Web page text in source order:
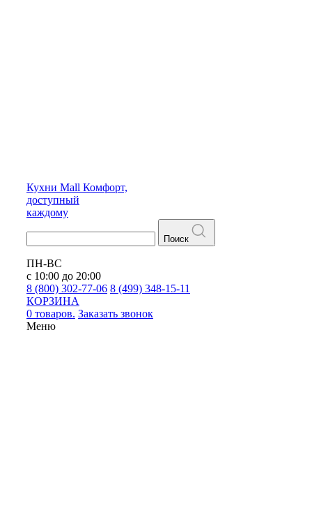
Кухни Mall Комфорт,
доступный
каждому
Поиск
ПН-ВС
с 10:00 до 20:00
8 (800) 302-77-06 8 (499) 348-15-11
КОРЗИНА
0 товаров. Заказать звонок
Меню